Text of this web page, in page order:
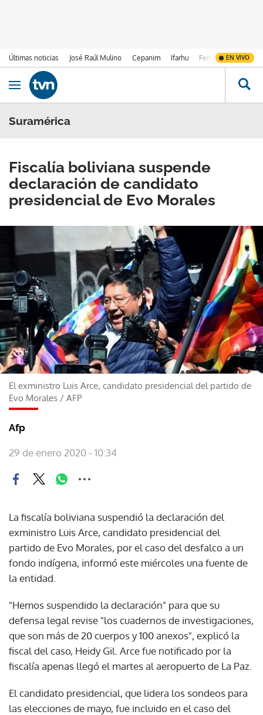
Últimas noticias José Raúl Mulino Cepanim Ifarhu Fenómeno de El
EN VIVO
Ir al contenido
Obrir navegació
Suramérica
Fiscalía boliviana suspende
declaración de candidato
presidencial de Evo Morales
El exministro Luis Arce, candidato presidencial del partido de
Evo Morales / AFP
Afp
29 de enero 2020 - 10:34
La fiscalía boliviana suspendió la declaración del
exministro Luis Arce, candidato presidencial del
partido de Evo Morales, por el caso del desfalco a un
fondo indígena, informó este miércoles una fuente de
la entidad.
"Hemos suspendido la declaración" para que su
defensa legal revise "los cuadernos de investigaciones,
que son más de 20 cuerpos y 100 anexos", explicó la
fiscal del caso, Heidy Gil. Arce fue notificado por la
fiscalía apenas llegó el martes al aeropuerto de La Paz.
El candidato presidencial, que lidera los sondeos para
las elecciones de mayo, fue incluido en el caso del